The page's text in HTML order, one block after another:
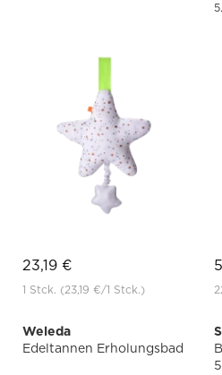
23,19 €
1 Stck. (23,19 €/1 Stck.)
Weleda
Edeltannen Erholungsbad